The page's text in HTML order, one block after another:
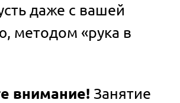
даже с вашей
методом «рука в
внимание! Занятие